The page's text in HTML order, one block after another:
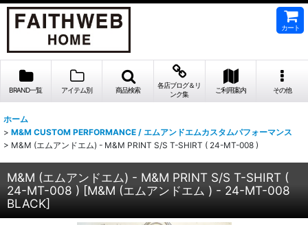
カート
BRAND一覧 アイテム別 商品検索
各店ブログ＆リ
ンク集
ご利用案内 その他
ホーム
> M&M CUSTOM PERFORMANCE / エムアンドエムカスタムパフォーマンス
> M&M (エムアンドエム) - M&M PRINT S/S T-SHIRT ( 24-MT-008 )
M&M (エムアンドエム) - M&M PRINT S/S T-SHIRT (
24-MT-008 ) [M&M (エムアンドエム ) - 24-MT-008
BLACK]